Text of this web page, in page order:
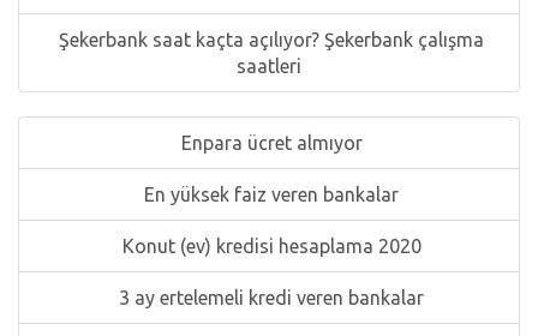
Şekerbank saat kaçta açılıyor? Şekerbank çalışma
saatleri
Enpara ücret almıyor
En yüksek faiz veren bankalar
Konut (ev) kredisi hesaplama 2020
3 ay ertelemeli kredi veren bankalar